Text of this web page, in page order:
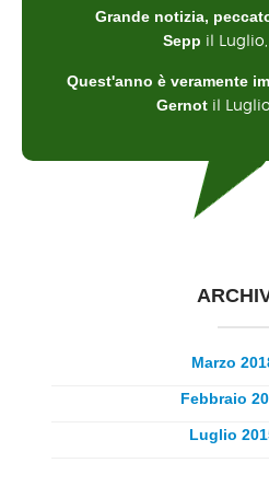
Grande notizia,
Sepp il Luglio,
Quest'anno è veramente
Gernot il
Marzo
Febbraio
Luglio